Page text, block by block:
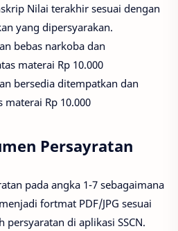
Nilai terakhir sesuai dengan
yang dipersyarakan.
bebas narkoba dan
materai Rp 10.000
bersedia ditempatkan dan
Rp 10.000
Persayratan
pada angka 1-7 sebagaimana
fortmat PDF/JPG sesuai
di aplikasi SSCN.